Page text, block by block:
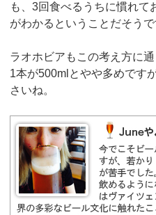
も、3回食べるうちに慣れて
がわかるということだそうで
ラオホビアもこの考え方に
1本が500mlとやや多めです
さいね。